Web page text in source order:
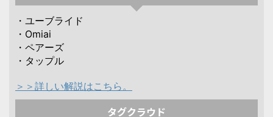
・ユーブライド
・Omiai
・ペアーズ
・タップル
＞＞詳しい解説はこちら。
タグクラウド